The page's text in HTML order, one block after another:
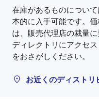
在庫があるものについ
本的に入手可能です。
は、販売代理店の裁量
ディレクトリにアクセ
をおさがしください。
お近くのディストリ